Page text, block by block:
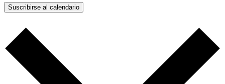
Suscribirse al calendario